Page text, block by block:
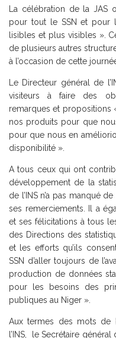
La célébration de la JAS
pour tout le SSN et pour
lisibles et plus visibles ».
de plusieurs autres
à l’occasion de cette
Le Directeur général de
visiteurs à faire des
remarques et propositions
nos produits pour que
pour que nous en
disponibilité ».
A tous ceux qui ont
développement de la
de l’INS n’a pas manqué
ses remerciements. Il a
et ses félicitations à tous
des Directions des
et les efforts qu’ils
SSN d’aller toujours de
production de données
pour les besoins des
publiques au Niger ».
Aux termes des mots de
l’INS, le Secrétaire